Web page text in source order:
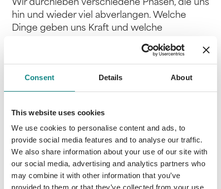
Consent Details About
This website uses cookies
We use cookies to personalise content and ads, to
provide social media features and to analyse our traffic.
We also share information about your use of our site with
our social media, advertising and analytics partners who
may combine it with other information that you’ve
provided to them or that they’ve collected from your use
Wir durchleben verschiedene Phasen, die uns
hin und wieder viel abverlangen. Welche
Dinge geben uns Kraft und welche
Situationen kosten uns Mut und Energie? Der
Ausgleich ist das was zählt. Immer wieder
begleiten wir in unserer täglichen Arbeit,
Kinder die mit ihrer Impulskontrolle zu
kämpfen haben. Mal gelingt es gut, mal
jede Phase während der kindlichen
Entwicklung hat ihre Berechtigung. Hin und
wieder kommt es aufgrund äußerer
Umstände jedoch dazu, dass Kinder über
einen längeren Zeitraum hinweg Probleme
haben, ihre Impulse weitgehend kontrollieren